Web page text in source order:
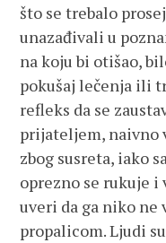
što se trebalo
unazađivali u
na koju bi otišao,
pokušaj lečenja ili
refleks da se
prijateljem, naivno
zbog susreta, iako
oprezno se rukuje i
uveri da ga niko ne
propalicom. Ljudi